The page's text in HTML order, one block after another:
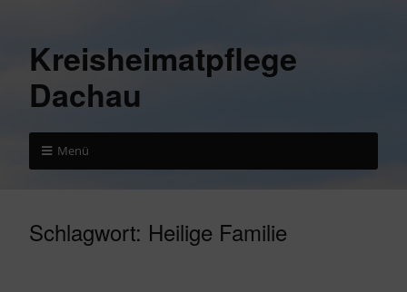
Kreisheimatpflege
Dachau
Menü
Schlagwort: Heilige Familie